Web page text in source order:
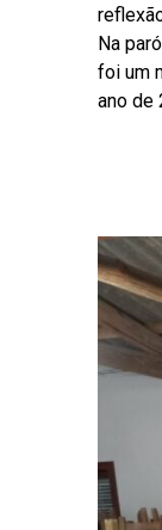
Na
foi um
ano de